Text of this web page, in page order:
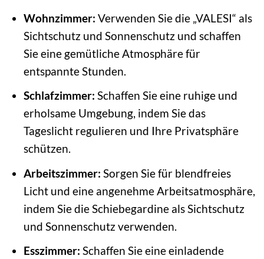
Wohnzimmer: Verwenden Sie die „VALESI“ als
Sichtschutz und Sonnenschutz und schaffen
Sie eine gemütliche Atmosphäre für
entspannte Stunden.
Schlafzimmer: Schaffen Sie eine ruhige und
erholsame Umgebung, indem Sie das
Tageslicht regulieren und Ihre Privatsphäre
schützen.
Arbeitszimmer: Sorgen Sie für blendfreies
Licht und eine angenehme Arbeitsatmosphäre,
indem Sie die Schiebegardine als Sichtschutz
und Sonnenschutz verwenden.
Esszimmer: Schaffen Sie eine einladende